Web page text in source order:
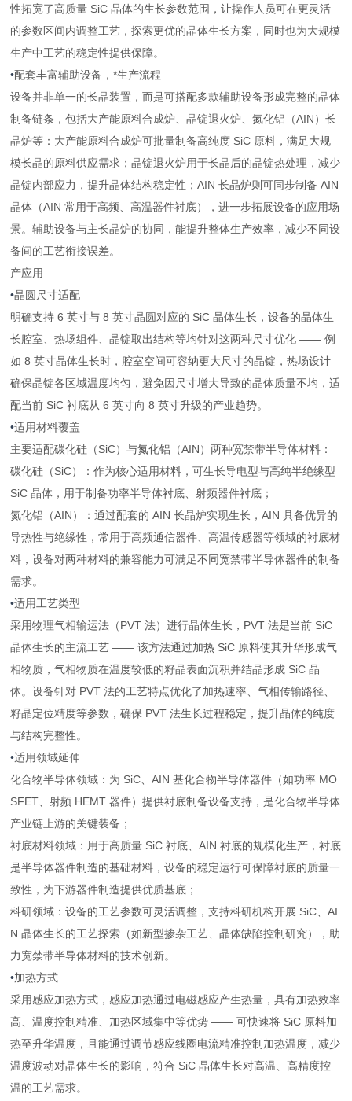
性拓宽了高质量 SiC 晶体的生长参数范围，让操作人员可在更灵活
的参数区间内调整工艺，探索更优的晶体生长方案，同时也为大规模
生产中工艺的稳定性提供保障。
•配套丰富辅助设备，*生产流程
设备并非单一的长晶装置，而是可搭配多款辅助设备形成完整的晶体
制备链条，包括大产能原料合成炉、晶锭退火炉、氮化铝（AIN）长
晶炉等：大产能原料合成炉可批量制备高纯度 SiC 原料，满足大规
模长晶的原料供应需求；晶锭退火炉用于长晶后的晶锭热处理，减少
晶锭内部应力，提升晶体结构稳定性；AIN 长晶炉则可同步制备 AIN
晶体（AIN 常用于高频、高温器件衬底），进一步拓展设备的应用场
景。辅助设备与主长晶炉的协同，能提升整体生产效率，减少不同设
备间的工艺衔接误差。
产应用
•晶圆尺寸适配
明确支持 6 英寸与 8 英寸晶圆对应的 SiC 晶体生长，设备的晶体生
长腔室、热场组件、晶锭取出结构等均针对这两种尺寸优化 —— 例
如 8 英寸晶体生长时，腔室空间可容纳更大尺寸的晶锭，热场设计
确保晶锭各区域温度均匀，避免因尺寸增大导致的晶体质量不均，适
配当前 SiC 衬底从 6 英寸向 8 英寸升级的产业趋势。
•适用材料覆盖
主要适配碳化硅（SiC）与氮化铝（AIN）两种宽禁带半导体材料：
碳化硅（SiC）：作为核心适用材料，可生长导电型与高纯半绝缘型
SiC 晶体，用于制备功率半导体衬底、射频器件衬底；
氮化铝（AIN）：通过配套的 AIN 长晶炉实现生长，AIN 具备优异的
导热性与绝缘性，常用于高频通信器件、高温传感器等领域的衬底材
料，设备对两种材料的兼容能力可满足不同宽禁带半导体器件的制备
需求。
•适用工艺类型
采用物理气相输运法（PVT 法）进行晶体生长，PVT 法是当前 SiC
晶体生长的主流工艺 —— 该方法通过加热 SiC 原料使其升华形成气
相物质，气相物质在温度较低的籽晶表面沉积并结晶形成 SiC 晶
体。设备针对 PVT 法的工艺特点优化了加热速率、气相传输路径、
籽晶定位精度等参数，确保 PVT 法生长过程稳定，提升晶体的纯度
与结构完整性。
•适用领域延伸
化合物半导体领域：为 SiC、AIN 基化合物半导体器件（如功率 MO
SFET、射频 HEMT 器件）提供衬底制备设备支持，是化合物半导体
产业链上游的关键装备；
衬底材料领域：用于高质量 SiC 衬底、AIN 衬底的规模化生产，衬底
是半导体器件制造的基础材料，设备的稳定运行可保障衬底的质量一
致性，为下游器件制造提供优质基底；
科研领域：设备的工艺参数可灵活调整，支持科研机构开展 SiC、AI
N 晶体生长的工艺探索（如新型掺杂工艺、晶体缺陷控制研究），助
力宽禁带半导体材料的技术创新。
•加热方式
采用感应加热方式，感应加热通过电磁感应产生热量，具有加热效率
高、温度控制精准、加热区域集中等优势 —— 可快速将 SiC 原料加
热至升华温度，且能通过调节感应线圈电流精准控制加热温度，减少
温度波动对晶体生长的影响，符合 SiC 晶体生长对高温、高精度控
温的工艺需求。